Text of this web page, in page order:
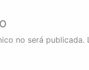
no será publicada.